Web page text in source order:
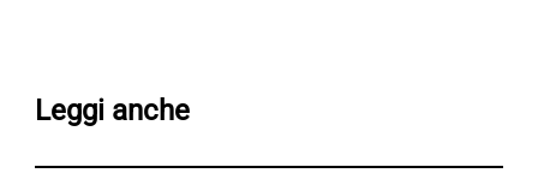
Leggi anche